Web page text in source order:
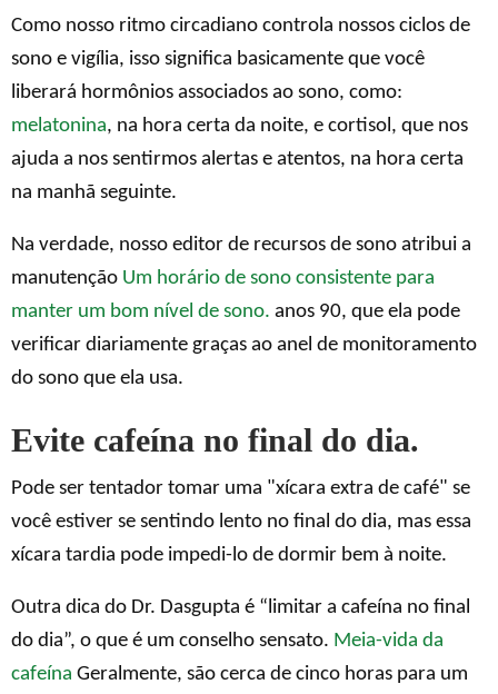
Como nosso ritmo circadiano controla nossos ciclos de
sono e vigília, isso significa basicamente que você
liberará hormônios associados ao sono, como:
melatonina, na hora certa da noite, e cortisol, que nos
ajuda a nos sentirmos alertas e atentos, na hora certa
na manhã seguinte.
Na verdade, nosso editor de recursos de sono atribui a
manutenção Um horário de sono consistente para
manter um bom nível de sono. anos 90, que ela pode
verificar diariamente graças ao anel de monitoramento
do sono que ela usa.
Evite cafeína no final do dia.
Pode ser tentador tomar uma "xícara extra de café" se
você estiver se sentindo lento no final do dia, mas essa
xícara tardia pode impedi-lo de dormir bem à noite.
Outra dica do Dr. Dasgupta é “limitar a cafeína no final
do dia”, o que é um conselho sensato. Meia-vida da
cafeína Geralmente, são cerca de cinco horas para um